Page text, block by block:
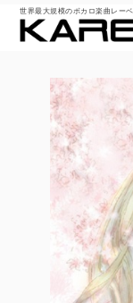
世界最大規模のボカロ楽曲レー